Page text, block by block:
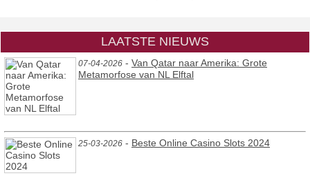
LAATSTE NIEUWS
07-04-2026 - Van Qatar naar Amerika: Grote
Metamorfose van NL Elftal
25-03-2026 - Beste Online Casino Slots 2024